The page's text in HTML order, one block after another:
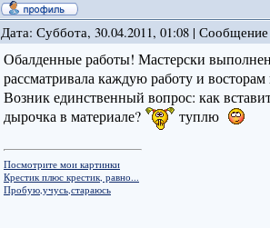
Дата: Суббота, 30.04.2011, 01:08 |
Обалденные работы! Мастерски
рассматривала каждую работу и
Возник единственный вопрос: как
дырочка в материале?
туплю
Посмотрите мои картинки
Крестик плюс крестик, равно...
Пробую,учусь,стараюсь